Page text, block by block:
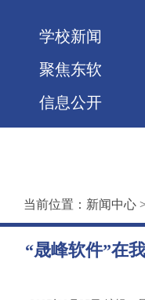
学校新闻
聚焦东软
信息公开
当前位置： 新闻中心
“晟峰软件”在